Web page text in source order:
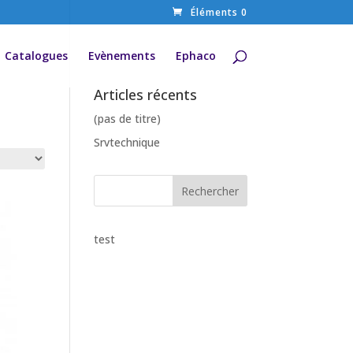
Éléments 0
Catalogues Evènements Ephaco
Articles récents
(pas de titre)
Srvtechnique
test